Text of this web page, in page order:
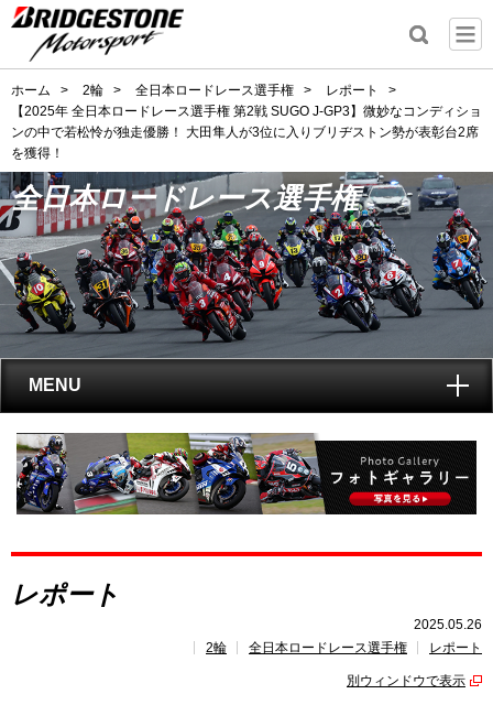
ホーム > 2輪 > 全日本ロードレース選手権 > レポート
>
【2025年 全日本ロードレース選手権 第2戦 SUGO J-GP3】微妙なコンディショ
ンの中で若松怜が独走優勝！ 大田隼人が3位に入りブリヂストン勢が表彰台2席
を獲得！
全日本ロードレース選手権
MENU
トップ
全日本ロードレース選手権とは?
レポート
速報
レポート
2025.05.26
2輪
全日本ロードレース選手権 レポート
別ウィンドウで表示